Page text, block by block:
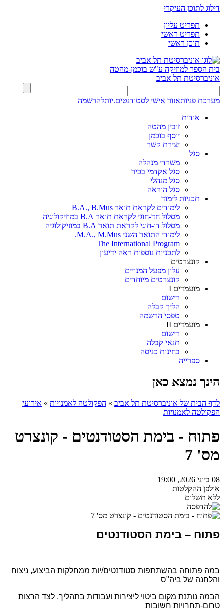
דילוג לתוכן העיקרי
תפריט עליון
תפריט ראשי
תוכן ראשי
בית הספר למוזיקה ע"ש בוכמן-מהטה
אוניברסיטת תל אביב
מערכת פניותאזור אישי לסטודנטים.יותלהרשמה
אודות
זובין מהטה
יוסף בוכמן
יצירת קשר
סגל
משרדי מנהלה
סגל אקדמי בכיר
סגל מנהלי
סגל הוראה
תכניות לימוד
לימודים לקראת תואר B.A., B.Mus
מסלול חד-חוגי לקראת תואר B.A במוזיקולוגיה
מסלול דו-חוגי לקראת תואר B.A במוזיקולוגיה
לימודי התואר השני M.A., M.Mus.
The International Program
לתכניות נוספות ראה ידיעון
קונצרטים
עלון מפעל המנויים
קונצרטים מיוחדים
מועמדים I
רישום
הליך קבלה
טפסי הרשמה
מועמדים II
רישום
תנאי קבלה
בחינות כניסה
ספרייה
הינך נמצא כאן
לדף הבית של אוניברסיטת תל אביב » הפקולטה לאמנויות » אירועי
הפקולטה לאמנויות
פתוח - בימת הסטודנטים - קונצרט
מס' 7
08 ביוני 2026, 19:00
אולפן ההקלטות
ללא תשלום
פתוח – בימת הסטודנטים
במה פתוחה בהשתתפות סטודנטים/יות ממחלקות הביצוע, ניצוח
והלחנה של ביה"ס
הבמה נותנת מקום ביטוי ליצירות ועבודות בתהליך, לצד הרצות
טרום-תחרויות חשובות